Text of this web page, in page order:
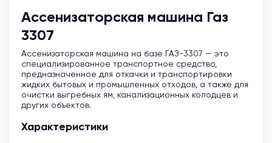
Ассенизаторская машина Газ
3307
Ассенизаторская машина на базе ГАЗ-3307 — это
специализированное транспортное средство,
предназначенное для откачки и транспортировки
жидких бытовых и промышленных отходов, а также для
очистки выгребных ям, канализационных колодцев и
других объектов.
Характеристики